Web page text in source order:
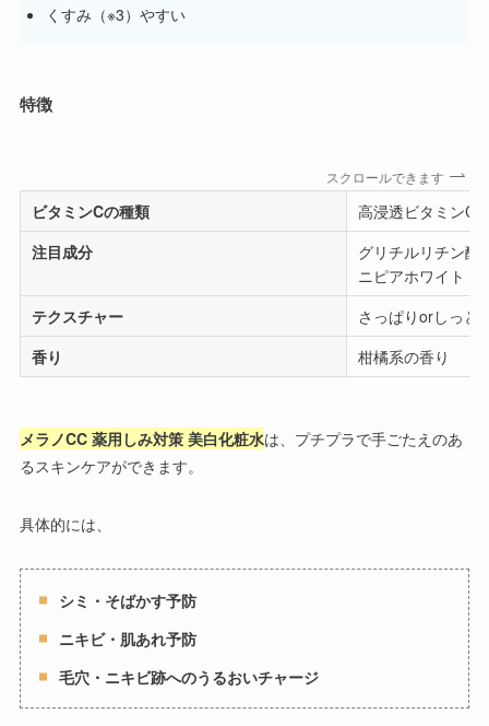
くすみ（※3）やすい
特徴
スクロールできます
ビタミンCの種類
高浸透ビタミンC
注目成分
グリチルリチン酸
ニピアホワイト（
テクスチャー
さっぱりorしっと
香り
柑橘系の香り
メラノCC 薬用しみ対策 美白化粧水は、プチプラで手ごたえのあ
るスキンケアができます。
具体的には、
シミ・そばかす予防
ニキビ・肌あれ予防
毛穴・ニキビ跡へのうるおいチャージ